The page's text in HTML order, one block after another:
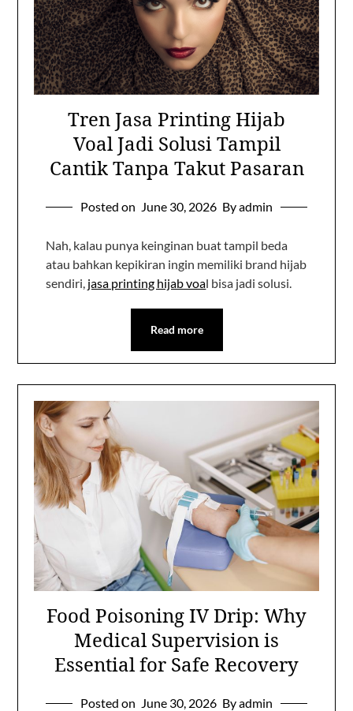
Tren Jasa Printing Hijab
Voal Jadi Solusi Tampil
Cantik Tanpa Takut Pasaran
Posted on June 30, 2026 By admin
Nah, kalau punya keinginan buat tampil beda
atau bahkan kepikiran ingin memiliki brand hijab
sendiri, jasa printing hijab voal bisa jadi solusi.
Read more
Food Poisoning IV Drip: Why
Medical Supervision is
Essential for Safe Recovery
Posted on June 30, 2026 By admin